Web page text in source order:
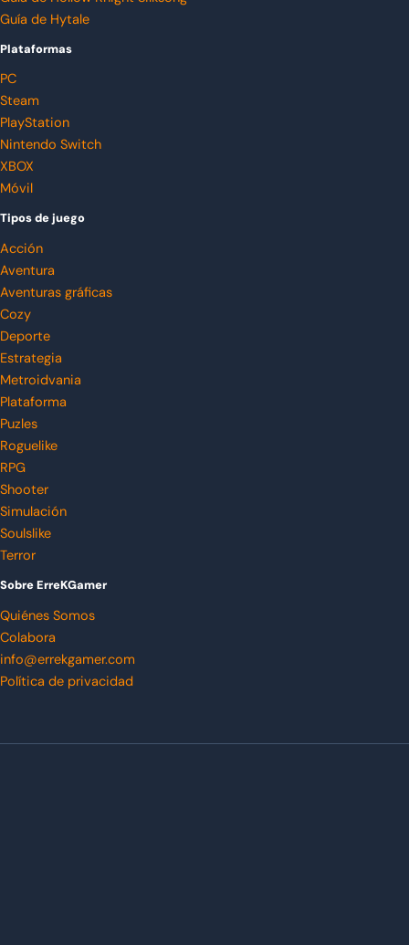
Guía de Hytale
Plataformas
PC
Steam
PlayStation
Nintendo Switch
XBOX
Móvil
Tipos de juego
Acción
Aventura
Aventuras gráficas
Cozy
Deporte
Estrategia
Metroidvania
Plataforma
Puzles
Roguelike
RPG
Shooter
Simulación
Soulslike
Terror
Sobre ErreKGamer
Quiénes Somos
Colabora
info@errekgamer.com
Política de privacidad